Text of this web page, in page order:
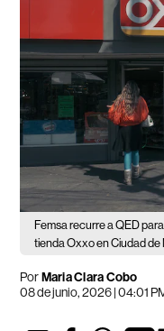
Femsa recurre a QED
tienda Oxxo en Ciudad de
PorMaria Clara Cobo
08 de junio, 2026 | 04:01